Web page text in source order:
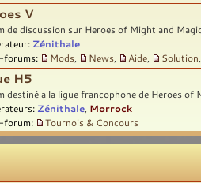
V
de discussion sur Heroes of Might and
Zénithale
forums:
Mods News Aide Solution
H5
destiné a la ligue francophone de Heroes of
Zénithale Morrock
forum:
Tournois & Concours